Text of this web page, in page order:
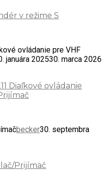
v režime S
ovládanie pre VHF
januára 202530. marca 2026
Diaľkové ovládanie
becker30. septembra
Prijímač